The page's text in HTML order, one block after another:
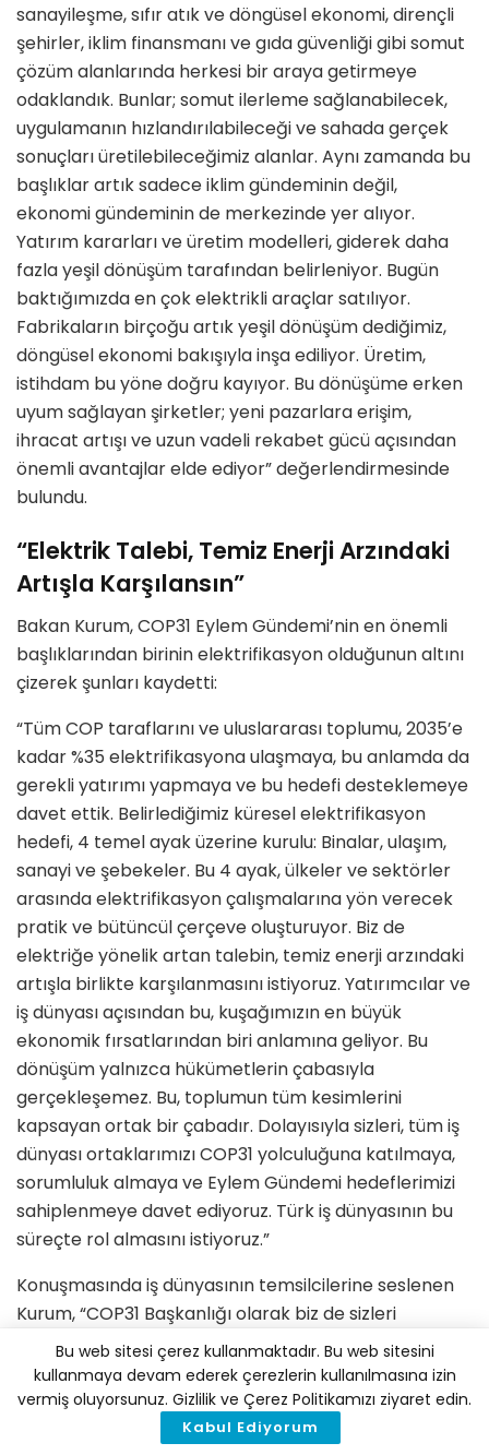
sanayileşme, sıfır atık ve döngüsel ekonomi, dirençli
şehirler, iklim finansmanı ve gıda güvenliği gibi somut
çözüm alanlarında herkesi bir araya getirmeye
odaklandık. Bunlar; somut ilerleme sağlanabilecek,
uygulamanın hızlandırılabileceği ve sahada gerçek
sonuçları üretilebileceğimiz alanlar. Aynı zamanda bu
başlıklar artık sadece iklim gündeminin değil,
ekonomi gündeminin de merkezinde yer alıyor.
Yatırım kararları ve üretim modelleri, giderek daha
fazla yeşil dönüşüm tarafından belirleniyor. Bugün
baktığımızda en çok elektrikli araçlar satılıyor.
Fabrikaların birçoğu artık yeşil dönüşüm dediğimiz,
döngüsel ekonomi bakışıyla inşa ediliyor. Üretim,
istihdam bu yöne doğru kayıyor. Bu dönüşüme erken
uyum sağlayan şirketler; yeni pazarlara erişim,
ihracat artışı ve uzun vadeli rekabet gücü açısından
önemli avantajlar elde ediyor” değerlendirmesinde
bulundu.
“Elektrik Talebi, Temiz Enerji Arzındaki
Artışla Karşılansın”
Bakan Kurum, COP31 Eylem Gündemi’nin en önemli
başlıklarından birinin elektrifikasyon olduğunun altını
çizerek şunları kaydetti:
“Tüm COP taraflarını ve uluslararası toplumu, 2035’e
kadar %35 elektrifikasyona ulaşmaya, bu anlamda da
gerekli yatırımı yapmaya ve bu hedefi desteklemeye
davet ettik. Belirlediğimiz küresel elektrifikasyon
hedefi, 4 temel ayak üzerine kurulu: Binalar, ulaşım,
sanayi ve şebekeler. Bu 4 ayak, ülkeler ve sektörler
arasında elektrifikasyon çalışmalarına yön verecek
pratik ve bütüncül çerçeve oluşturuyor. Biz de
elektriğe yönelik artan talebin, temiz enerji arzındaki
artışla birlikte karşılanmasını istiyoruz. Yatırımcılar ve
iş dünyası açısından bu, kuşağımızın en büyük
ekonomik fırsatlarından biri anlamına geliyor. Bu
dönüşüm yalnızca hükümetlerin çabasıyla
gerçekleşemez. Bu, toplumun tüm kesimlerini
kapsayan ortak bir çabadır. Dolayısıyla sizleri, tüm iş
dünyası ortaklarımızı COP31 yolculuğuna katılmaya,
sorumluluk almaya ve Eylem Gündemi hedeflerimizi
sahiplenmeye davet ediyoruz. Türk iş dünyasının bu
süreçte rol almasını istiyoruz.”
Konuşmasında iş dünyasının temsilcilerine seslenen
Kurum, “COP31 Başkanlığı olarak biz de sizleri
dinlemeye, sizlerle birlikte hareket etmeye ve
hepinizle yakın iş birliği içinde çalışmaya hazırız. Bize 7
gün 24 saat ulaşabilirsiniz. Taleplerinizi, ‘bu konuda
birlikte ne yapabiliriz?’ görüşüp, istişare edip, karar
Bu web sitesi çerez kullanmaktadır. Bu web sitesini
kullanmaya devam ederek çerezlerin kullanılmasına izin
vermiş oluyorsunuz. Gizlilik ve Çerez Politikamızı ziyaret edin.
Kabul Ediyorum